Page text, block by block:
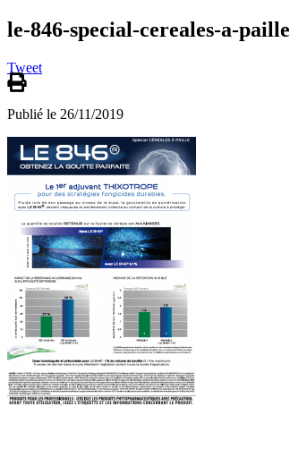
le-846-special-cereales-a-paille
Tweet
Publié le 26/11/2019